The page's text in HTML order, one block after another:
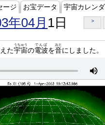
ージ お宝データ 宇宙カレン
年04月 1日 >
えた宇宙
うちゅう
の電波
でんぱ
を音
おと
にしました。